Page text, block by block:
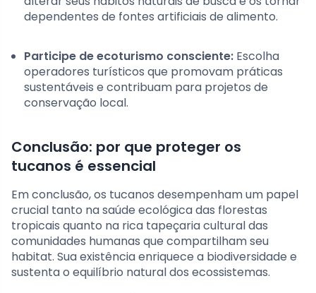
dependentes de fontes artificiais de alimento.
Participe de ecoturismo consciente: Escolha
operadores turísticos que promovam práticas
sustentáveis e contribuam para projetos de
conservação local.
Conclusão: por que proteger os
tucanos é essencial
Em conclusão, os tucanos desempenham um papel
crucial tanto na saúde ecológica das florestas
tropicais quanto na rica tapeçaria cultural das
comunidades humanas que compartilham seu
habitat. Sua existência enriquece a biodiversidade e
sustenta o equilíbrio natural dos ecossistemas.